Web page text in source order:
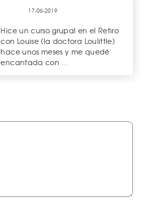
17-06-2019
Hice un curso grupal en el Retiro
con Louise (la doctora Loulittle)
hace unos meses y me quedé
encantada con …